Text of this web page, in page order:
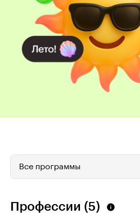
Все программы
Профессии (5)